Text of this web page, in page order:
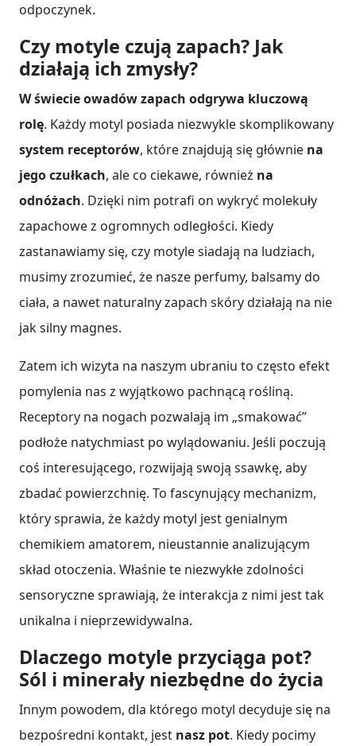
odpoczynek.
Czy motyle czują zapach? Jak
działają ich zmysły?
W świecie owadów zapach odgrywa kluczową
rolę. Każdy motyl posiada niezwykle skomplikowany
system receptorów, które znajdują się głównie na
jego czułkach, ale co ciekawe, również na
odnóżach. Dzięki nim potrafi on wykryć molekuły
zapachowe z ogromnych odległości. Kiedy
zastanawiamy się, czy motyle siadają na ludziach,
musimy zrozumieć, że nasze perfumy, balsamy do
ciała, a nawet naturalny zapach skóry działają na nie
jak silny magnes.
Zatem ich wizyta na naszym ubraniu to często efekt
pomylenia nas z wyjątkowo pachnącą rośliną.
Receptory na nogach pozwalają im „smakować”
podłoże natychmiast po wylądowaniu. Jeśli poczują
coś interesującego, rozwijają swoją ssawkę, aby
zbadać powierzchnię. To fascynujący mechanizm,
który sprawia, że każdy motyl jest genialnym
chemikiem amatorem, nieustannie analizującym
skład otoczenia. Właśnie te niezwykłe zdolności
sensoryczne sprawiają, że interakcja z nimi jest tak
unikalna i nieprzewidywalna.
Dlaczego motyle przyciąga pot?
Sól i minerały niezbędne do życia
Innym powodem, dla którego motyl decyduje się na
bezpośredni kontakt, jest nasz pot. Kiedy pocimy